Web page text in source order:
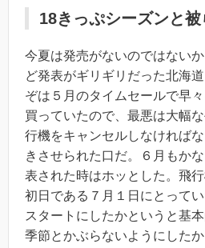
18きっぷシーズンと
今夏は発売がないのではない
ど発表がギリギリだった北海
ぞは５月のタイムセールで早
買っていたので、最悪は大幅
行機をキャンセルしなければ
きさせられた口だ。６月もか
表された時はホッとした。飛
初日である７月１日にとって
スタートにしたかというと基
季節とかぶらないようにした